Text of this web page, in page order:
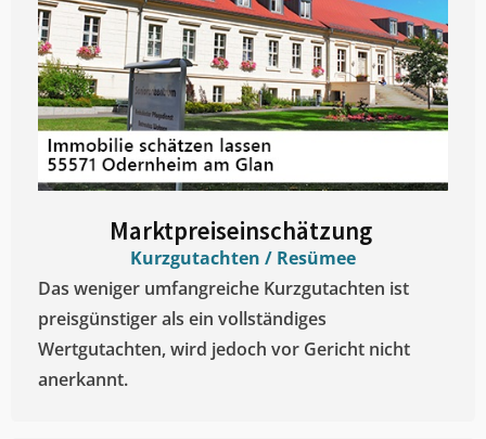
Marktpreiseinschätzung ​
Kurzgutachten / Resümee
Das weniger umfangreiche Kurzgutachten ist
preisgünstiger als ein vollständiges
Wertgutachten, wird jedoch vor Gericht nicht
anerkannt.